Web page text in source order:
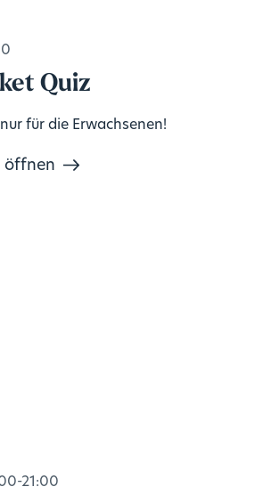
Quiz
für die Erwachsenen!
öffnen
21:00